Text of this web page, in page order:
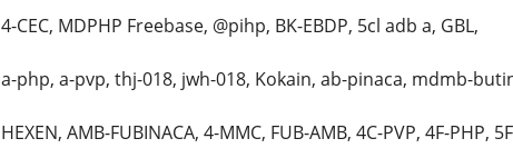
4-CEC, MDPHP Freebase, @pihp, BK-EBDP, 5cl adb a, GBL,
a-php, a-pvp, thj-018, jwh-018, Kokain, ab-pinaca, mdmb-
HEXEN, AMB-FUBINACA, 4-MMC, FUB-AMB, 4C-PVP, 4F-